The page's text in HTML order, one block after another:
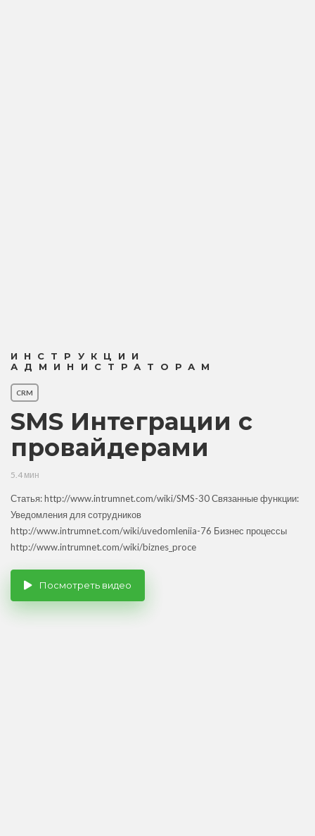
ИНСТРУКЦИИ
АДМИНИСТРАТОРАМ
CRM
SMS Интеграции с
провайдерами
5.4 мин
Статья: http://www.intrumnet.com/wiki/SMS-30 Связанные функции:
Уведомления для сотрудников
http://www.intrumnet.com/wiki/uvedomleniia-76 Бизнес процессы
http://www.intrumnet.com/wiki/biznes_proce
Посмотреть видео